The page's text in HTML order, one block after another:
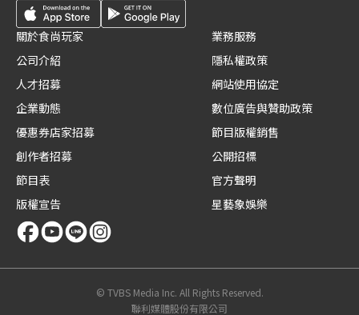
關於食尚玩家
公司介紹
人才招募
企業動態
優惠券店家招募
創作者招募
節目表
版權宣告
業務服務
隱私權政策
網站使用協定
數位廣告與贊助政策
節目版權銷售
公開招標
官方聲明
星藝象娛樂
© TVBS Media Inc. All Rights Reserved.
聯利媒體股份有限公司